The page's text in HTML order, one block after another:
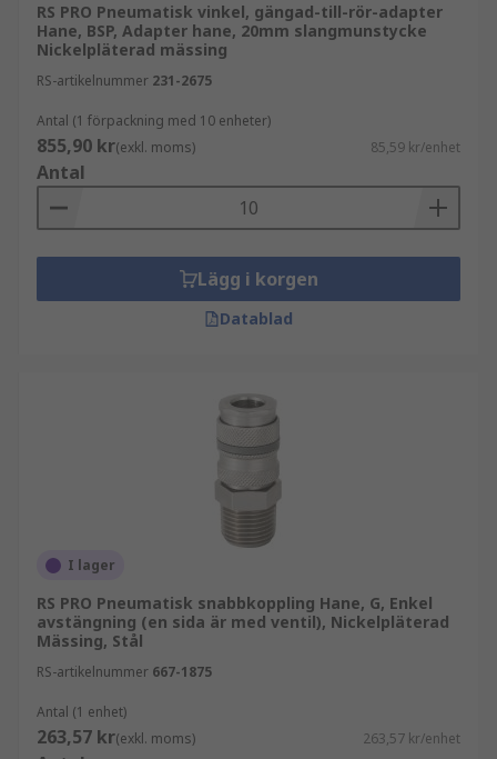
RS PRO Pneumatisk vinkel, gängad-till-rör-adapter
Hane, BSP, Adapter hane, 20mm slangmunstycke
Nickelpläterad mässing
RS-artikelnummer 231-2675
Antal (1 förpackning med 10 enheter)
855,90 kr(exkl. moms) 85,59 kr/enhet
Antal
Lägg i korgen
Datablad
I lager
RS PRO Pneumatisk snabbkoppling Hane, G, Enkel
avstängning (en sida är med ventil), Nickelpläterad
Mässing, Stål
RS-artikelnummer 667-1875
Antal (1 enhet)
263,57 kr(exkl. moms) 263,57 kr/enhet